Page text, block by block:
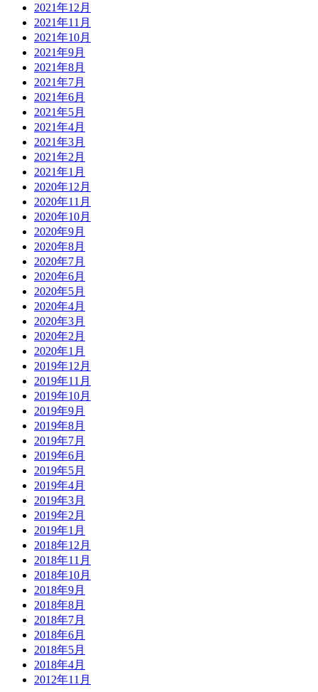
2021年12月
2021年11月
2021年10月
2021年9月
2021年8月
2021年7月
2021年6月
2021年5月
2021年4月
2021年3月
2021年2月
2021年1月
2020年12月
2020年11月
2020年10月
2020年9月
2020年8月
2020年7月
2020年6月
2020年5月
2020年4月
2020年3月
2020年2月
2020年1月
2019年12月
2019年11月
2019年10月
2019年9月
2019年8月
2019年7月
2019年6月
2019年5月
2019年4月
2019年3月
2019年2月
2019年1月
2018年12月
2018年11月
2018年10月
2018年9月
2018年8月
2018年7月
2018年6月
2018年5月
2018年4月
2012年11月